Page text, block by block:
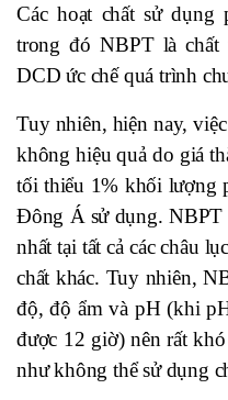
Các hoạt chất sử
trong đó NBPT là chất
DCD ức chế quá trình
Tuy nhiên, hiện nay,
không hiệu quả do giá
tối thiểu 1% khối lượng
Đông Á sử dụng. NBPT
nhất tại tất cả các châu
chất khác. Tuy nhiên,
độ, độ ẩm và pH (khi
được 12 giờ) nên rất
như không thể sử dụng